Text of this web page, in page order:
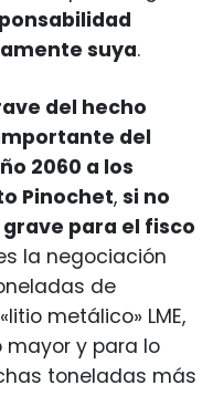
suya.
del hecho
del
2060 a los
Pinochet, si no
para el fisco
la negociación
de
metálico» LME,
mayor y para lo
toneladas más